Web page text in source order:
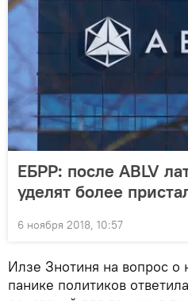
ЕБРР: после ABLV
уделят более
6 ноября 2018, 10:57
Илзе Знотиня на вопрос
панике политиков